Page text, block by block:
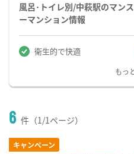
風呂･トイレ別/中萩駅のマン
ーマンション情報
衛生的で快適
もっ
6 件（1/1ページ）
キャンペーン